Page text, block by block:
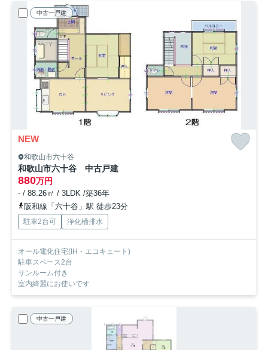
中古一戸建
NEW
和歌山市六十谷
和歌山市六十谷 中古戸建
880万円
- / 88.26㎡ / 3LDK /築36年
阪和線「六十谷」駅 徒歩23分
駐車2台可 浄化槽排水
オール電化住宅(IH・エコキュート)
駐車スペース2台
サンルーム付き
室内綺麗にお使いです
中古一戸建